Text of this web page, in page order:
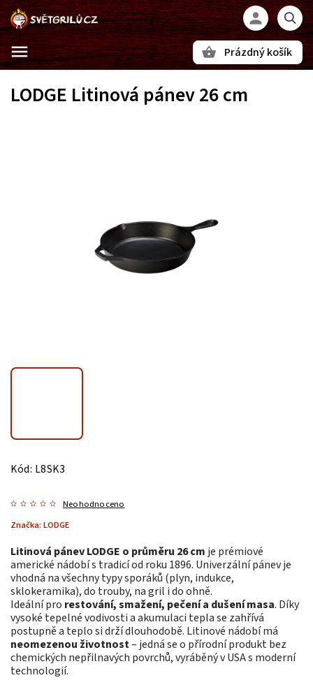
Prázdný košík
LODGE Litinová pánev 26 cm
Kód: L8SK3
Neohodnoceno
Značka: LODGE
Litinová pánev LODGE o průměru 26 cm je prémiové
americké nádobí s tradicí od roku 1896. Univerzální pánev je
vhodná na všechny typy sporáků (plyn, indukce,
sklokeramika), do trouby, na gril i do ohně.
Ideální pro restování, smažení, pečení a dušení masa. Díky
vysoké tepelné vodivosti a akumulaci tepla se zahřívá
postupně a teplo si drží dlouhodobě. Litinové nádobí má
neomezenou životnost– jedná se o přírodní produkt bez
chemických nepřilnavých povrchů, vyráběný v USA s moderní
technologií.